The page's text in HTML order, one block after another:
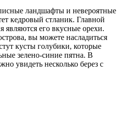
ландшафты и невероятные
кедровый стланик. Главной
являются его вкусные орехи.
вы можете насладиться
кусты голубики, которые
зелено-синие пятна. В
увидеть несколько берез с